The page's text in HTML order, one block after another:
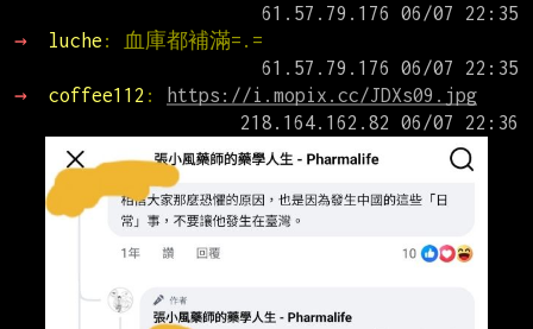
→
luche : 血庫都補滿=.=
→
coffee112 :
https://i.mopix.cc/JDXs09.jpg